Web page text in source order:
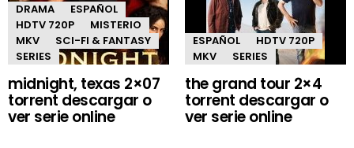
DRAMA
ESPAÑOL
HDTV 720P
MISTERIO
MKV
SCI-FI & FANTASY
SERIES
midnight, texas 2×07
torrent descargar o
ver serie online
ESPAÑOL
HDTV 720P
MKV
SERIES
the grand tour 2×4
torrent descargar o
ver serie online